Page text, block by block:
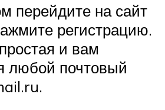
перейдите на сайт
регистрацию.
и вам
любой почтовый